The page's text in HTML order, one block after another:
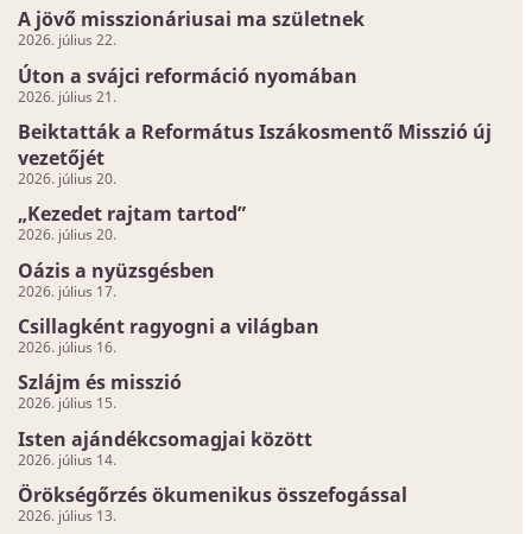
A jövő misszionáriusai ma születnek
2026. július 22.
Úton a svájci reformáció nyomában
2026. július 21.
Beiktatták a Református Iszákosmentő Misszió új
vezetőjét
2026. július 20.
„Kezedet rajtam tartod”
2026. július 20.
Oázis a nyüzsgésben
2026. július 17.
Csillagként ragyogni a világban
2026. július 16.
Szlájm és misszió
2026. július 15.
Isten ajándékcsomagjai között
2026. július 14.
Örökségőrzés ökumenikus összefogással
2026. július 13.